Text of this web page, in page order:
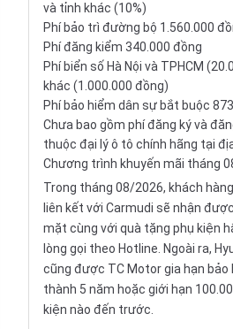
và tỉnh khác (10%)
Phí bảo trì đường bộ 1.560.000
Phí đăng kiểm 340.000 đồng
Phí biển số Hà Nội và TPHCM
khác (1.000.000 đồng)
Phí bảo hiểm dân sự bắt buộc
Chưa bao gồm phí đăng ký và
thuộc đại lý ô tô chính hãng tại
Chương trình khuyến mãi tháng
Trong tháng 08/2026, khách
liên kết với Carmudi sẽ nhận
mặt cùng với quà tặng phụ kiện
lòng gọi theo Hotline. Ngoài ra,
cũng được TC Motor gia hạn bảo
thành 5 năm hoặc giới hạn
kiện nào đến trước.